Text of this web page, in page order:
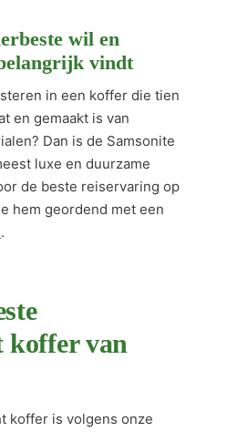
wil en
vindt
in een koffer die tien
en gemaakt is van
Dan is de Samsonite
luxe en duurzame
de beste reiservaring op
hem geordend met een
.
koffer van
koffer is volgens onze